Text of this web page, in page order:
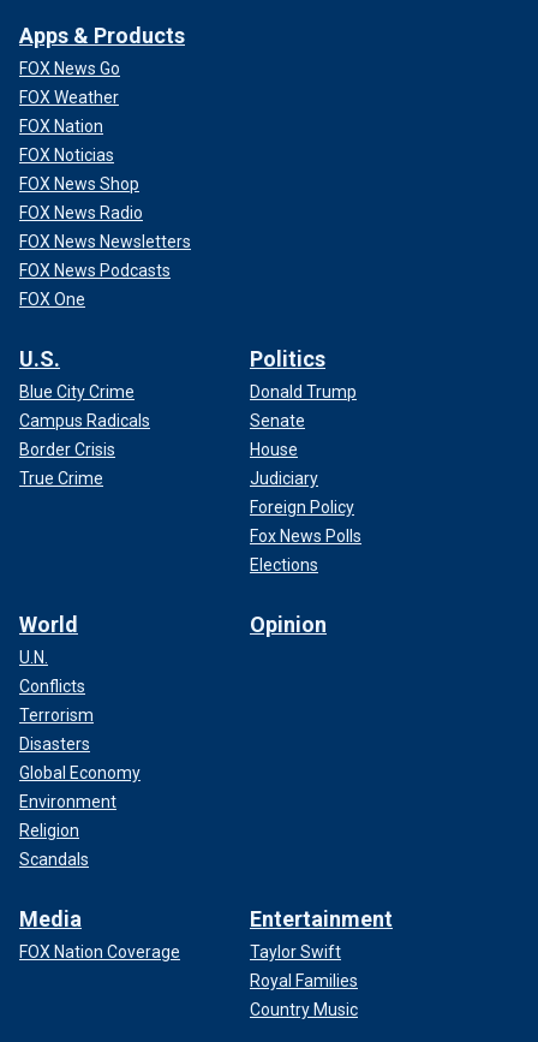
Apps & Products
FOX News Go
FOX Weather
FOX Nation
FOX Noticias
FOX News Shop
FOX News Radio
FOX News Newsletters
FOX News Podcasts
FOX One
U.S.
Blue City Crime
Campus Radicals
Border Crisis
True Crime
Politics
Donald Trump
Senate
House
Judiciary
Foreign Policy
Fox News Polls
Elections
World
U.N.
Conflicts
Terrorism
Disasters
Global Economy
Environment
Religion
Scandals
Opinion
Media
FOX Nation Coverage
Entertainment
Taylor Swift
Royal Families
Country Music